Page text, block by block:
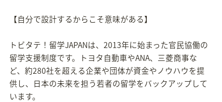
【自分で設計するからこそ意味がある】
トビタテ！留学JAPANは、2013年に始まった官民協働の
留学支援制度です。トヨタ自動車やANA、三菱商事な
ど、約280社を超える企業や団体が資金やノウハウを提
供し、日本の未来を担う若者の留学をバックアップして
います。